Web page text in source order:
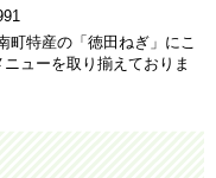
特産の「徳田ねぎ」にこ
ューを取り揃えておりま